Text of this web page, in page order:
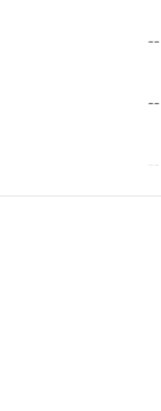
--
--